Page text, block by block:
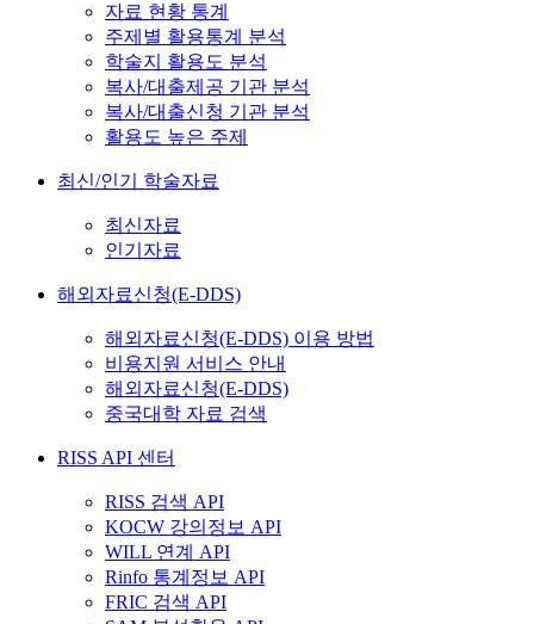
자료 현황 통계
주제별 활용통계 분석
학술지 활용도 분석
복사/대출제공 기관 분석
복사/대출신청 기관 분석
활용도 높은 주제
최신/인기 학술자료
최신자료
인기자료
해외자료신청(E-DDS)
해외자료신청(E-DDS) 이용 방법
비용지원 서비스 안내
해외자료신청(E-DDS)
중국대학 자료 검색
RISS API 센터
RISS 검색 API
KOCW 강의정보 API
WILL 연계 API
Rinfo 통계정보 API
FRIC 검색 API